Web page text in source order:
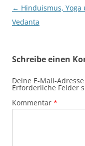
Beitragsnavigation
← Hinduismus, Yoga
Vedanta
Schreibe einen
Deine E-Mail-
Erforderliche Felder
Kommentar *